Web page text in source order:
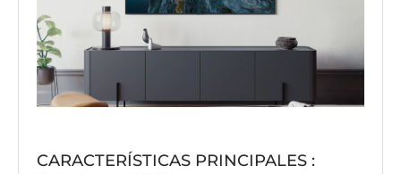
CARACTERÍSTICAS PRINCIPALES :